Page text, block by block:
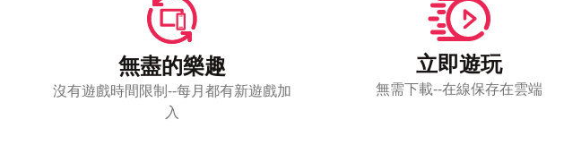
無盡的樂趣
沒有遊戲時間限制--每月都有新遊戲加
入
立即遊玩
無需下載--在線保存在雲端